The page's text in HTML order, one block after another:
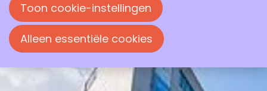
Toon cookie-instellingen
Alleen essentiële cookies